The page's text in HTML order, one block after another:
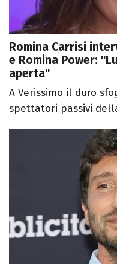
Romina Carrisi
e Romina Power:
aperta"
A Verissimo il duro
spettatori passivi